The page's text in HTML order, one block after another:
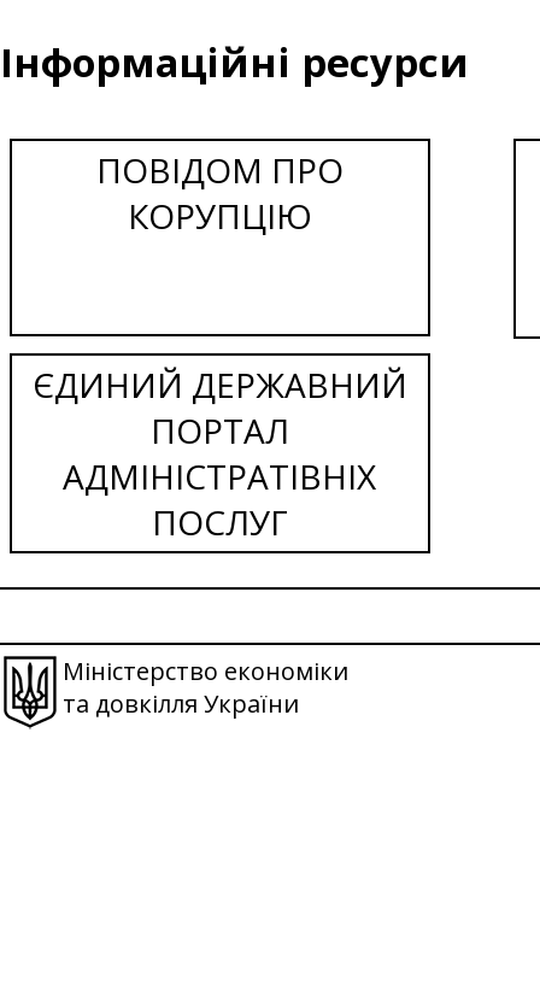
Інформаційні ресурси
ПОВІДОМ ПРО
КОРУПЦІЮ
ЄДИНИЙ ДЕРЖАВНИЙ
ПОРТАЛ
АДМІНІСТРАТІВНІХ
ПОСЛУГ
Міністерство економіки
та довкілля України